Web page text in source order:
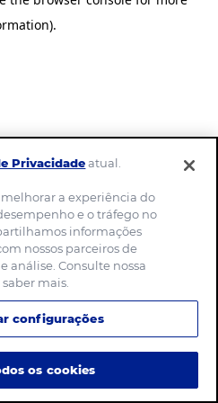
.
Privacidadeatual.
a experiência do
e o tráfego no
informações
nossos parceiros de
análise. Consulte nossa
mais.
configurações
os cookies